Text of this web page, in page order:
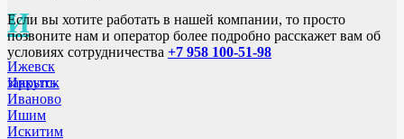
И
Ижевск
Иркутск
Иваново
Ишим
Искитим
Если вы хотите работать в нашей компании, то просто
позвоните нам и оператор более подробно расскажет вам об
условиях сотрудничества +7 958 100-51-98
закрыть